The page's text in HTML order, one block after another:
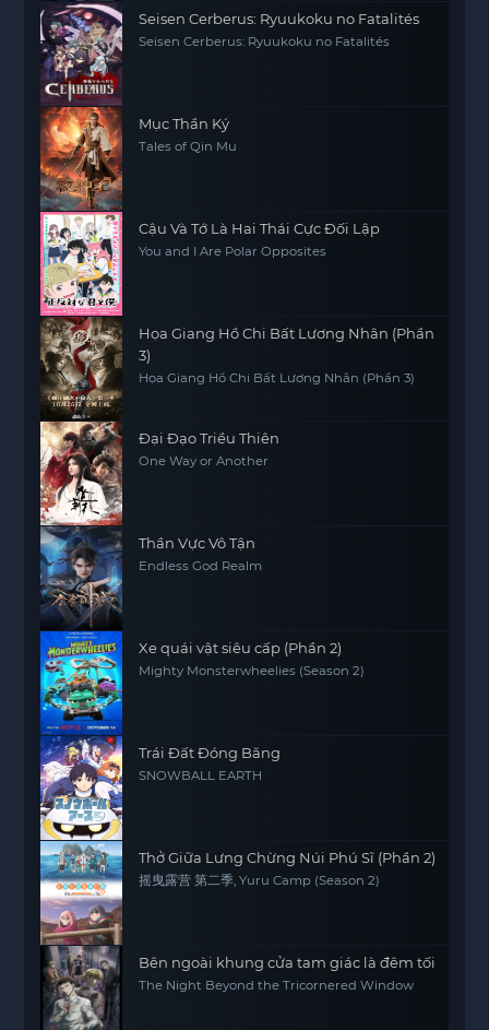
Seisen Cerberus: Ryuukoku no Fatalités
Seisen Cerberus: Ryuukoku no Fatalités
Mục Thần Ký
Tales of Qin Mu
Cậu Và Tớ Là Hai Thái Cực Đối Lập
You and I Are Polar Opposites
Họa Giang Hồ Chi Bất Lương Nhân (Phần
3)
Họa Giang Hồ Chi Bất Lương Nhân (Phần 3)
Đại Đạo Triều Thiên
One Way or Another
Thần Vực Vô Tận
Endless God Realm
Xe quái vật siêu cấp (Phần 2)
Mighty Monsterwheelies (Season 2)
Trái Đất Đóng Băng
SNOWBALL EARTH
Thở Giữa Lưng Chừng Núi Phú Sĩ (Phần 2)
摇曳露营 第二季, Yuru Camp (Season 2)
Bên ngoài khung cửa tam giác là đêm tối
The Night Beyond the Tricornered Window